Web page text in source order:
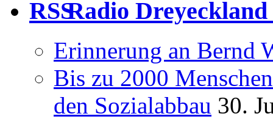
Radio
Erinnerung an Bernd
Bis zu 2000
den Sozialabbau 30.